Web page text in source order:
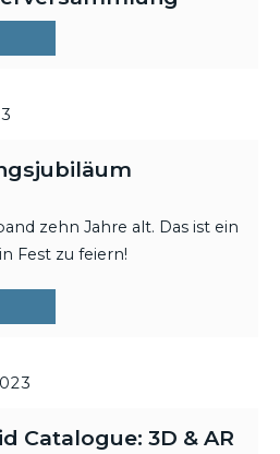
zehn Jahre alt. Das ist ein
Fest zu feiern!
Catalogue: 3D & AR